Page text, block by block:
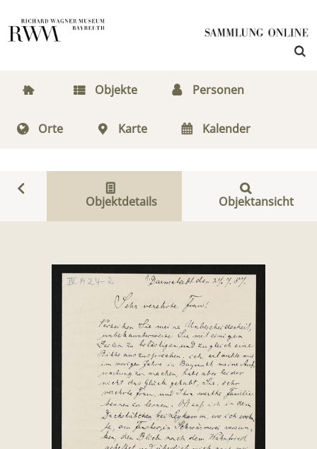
Objekte Personen
Orte Karte Kalender
Objektdetails Objektansicht